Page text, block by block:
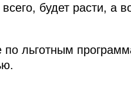
будет расти, а
льготным